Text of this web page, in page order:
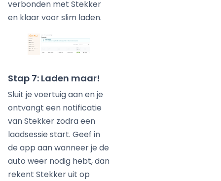
verbonden met Stekker
en klaar voor slim laden.
Stap 7: Laden maar!
Sluit je voertuig aan en je
ontvangt een notificatie
van Stekker zodra een
laadsessie start. Geef in
de app aan wanneer je de
auto weer nodig hebt, dan
rekent Stekker uit op